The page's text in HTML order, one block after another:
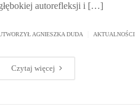
autorefleksji i […]
AGNIESZKA DUDA AKTUALNOŚCI
Czytaj więcej